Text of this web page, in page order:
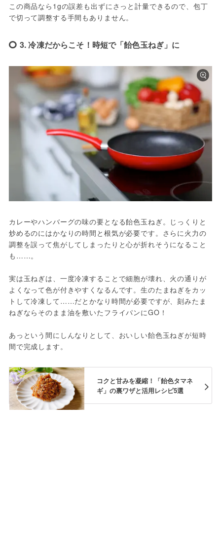
この商品なら1gの誤差も出ずにさっと計量できるので、包丁
で切って調整する手間もありません。
3. 冷凍だからこそ！時短で「飴色玉ねぎ」に
カレーやハンバーグの味の要となる飴色玉ねぎ。じっくりと
炒めるのにはかなりの時間と根気が必要です。さらに火力の
調整を誤って焦がしてしまったりと心が折れそうになること
も……。
実は玉ねぎは、一度冷凍することで細胞が壊れ、火の通りが
よくなって色が付きやすくなるんです。生のたまねぎをカッ
トして冷凍して……だとかなり時間が必要ですが、刻みたま
ねぎならそのまま油を敷いたフライパンにGO！
あっという間にしんなりとして、おいしい飴色玉ねぎが短時
間で完成します。
コクと甘みを凝縮！「飴色タマネ
ギ」の裏ワザと活用レシピ5選